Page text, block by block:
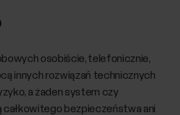
osobiście, telefonicznie,
innych rozwiązań technicznych
a żaden system czy
całkowitego bezpieczeństwa ani